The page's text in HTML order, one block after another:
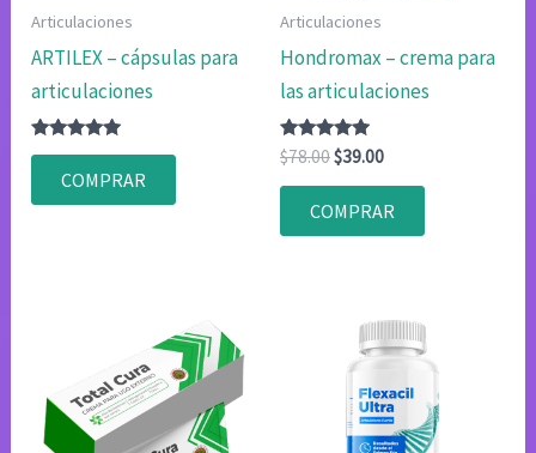
Articulaciones
ARTILEX – cápsulas para
articulaciones
Valorado
4.80
de 5
COMPRAR
Articulaciones
Hondromax – crema para
las articulaciones
Valorado
con
4.75
$78.00El
original
era:
$39.00El
actual
es:
COMPRAR